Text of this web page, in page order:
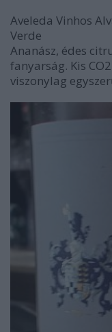
Aveleda Vinhos
Verde
Ananász, édes
fanyarság. Kis
viszonylag